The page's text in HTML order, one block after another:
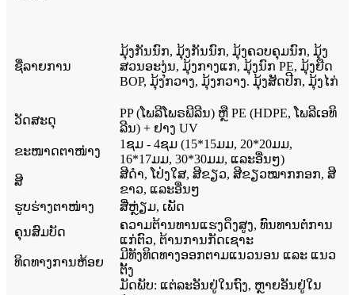
ຊື່ລາຍການ
ມຸ້ງກັນນົກ, ມຸ້ງກັນນົກ, ມຸ້ງຄວບຄຸມນົກ, ມຸ້ງ
ສວນອະງຸ່ນ, ມຸ້ງກາງແກ, ມຸ້ງນົກ PE, ມຸ້ງຍືດ
BOP, ມຸ້ງກວາງ, ມຸ້ງກວາງ. ມຸ້ງສັດປີກ, ມຸ້ງໄກ່
ວັດສະດຸ
PP (ໂພລີໂພຣພີລີນ) ຫຼື PE (HDPE, ໂພລີເອທິ
ລີນ) + ຢາງ UV
ຂະໜາດຕາໜ່າງ
1ຊມ - 4ຊມ (15*15ມມ, 20*20ມມ,
16*17ມມ, 30*30ມມ, ແລະອື່ນໆ)
ສີ
ສີດໍາ, ໂປ່ງໃສ, ສີຂຽວ, ສີຂຽວໝາກກອກ, ສີ
ຂາວ, ແລະອື່ນໆ
ຮູບຮ່າງຕາໜ່າງ
ສີ່ຫຼ່ຽມ, ເພັດ
ຄຸນສົມບັດ
ຄວາມຕ້ານທານແຮງດຶງສູງ, ທົນທານຕໍ່ການ
ແກ່ຕົວ, ຕ້ານການກັດເຊາະ
ທິດທາງການຫ້ອຍ
ມີທັງທິດທາງອອກຕາມແນວນອນ ແລະ ແນວ
ຕັ້ງ
ມັດພັບ: ແຕ່ລະອັນຢູ່ໃນຖົງ, ຫຼາຍອັນຢູ່ໃນ